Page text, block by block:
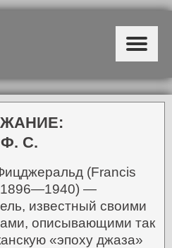
С.
(Francis
1896—1940) —
известный своими
описывающими так
«эпоху джаза»